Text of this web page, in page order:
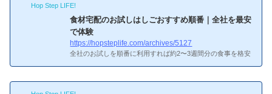
Hop Step LIFE!
食材宅配のお試しはしごおすすめ順番｜全社を最安
で体験
https://hopsteplife.com/archives/5127
全社のお試しを順番に利用すれば約2〜3週間分の食事を格安
おすすめな理由各社のお試しは正規価格の50〜70%オフで1